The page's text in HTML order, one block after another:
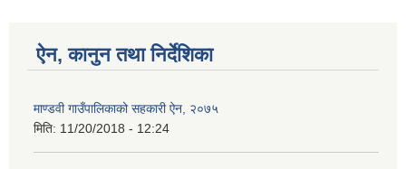
ऐन, कानुन तथा निर्देशिका
माण्डवी गाउँपालिकाको सहकारी ऐन, २०७५
मिति: 11/20/2018 - 12:24